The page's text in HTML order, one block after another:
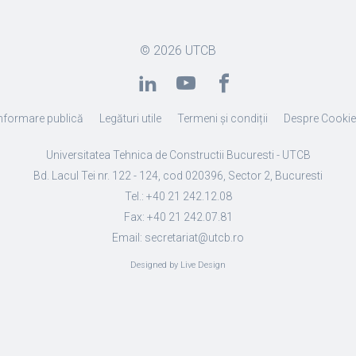
© 2026 UTCB
publică Legături utile Termeni și condiții Despre
Universitatea Tehnica de Constructii Bucuresti - UTCB
Bd. Lacul Tei nr. 122 - 124, cod 020396, Sector 2, Bucuresti
Tel.: +40 21 242.12.08
Fax: +40 21 242.07.81
Email: secretariat@utcb.ro
Designed by Live Design